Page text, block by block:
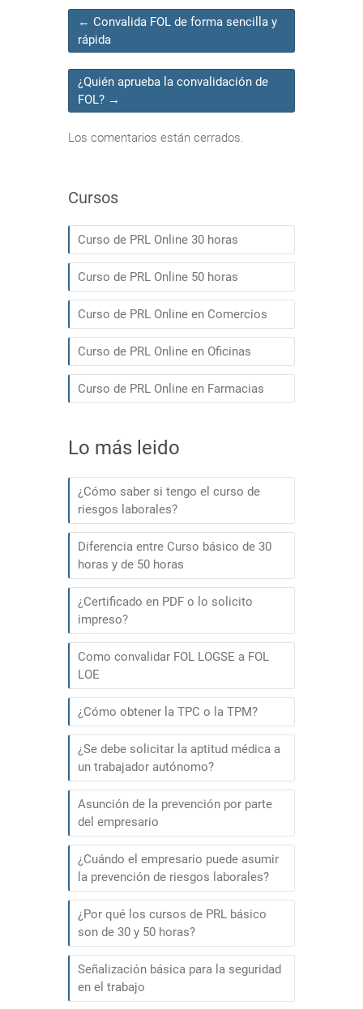
← Convalida FOL de forma sencilla y
rápida
¿Quién aprueba la convalidación de
FOL? →
Los comentarios están cerrados.
Cursos
Curso de PRL Online 30 horas
Curso de PRL Online 50 horas
Curso de PRL Online en Comercios
Curso de PRL Online en Oficinas
Curso de PRL Online en Farmacias
Lo más leido
¿Cómo saber si tengo el curso de
riesgos laborales?
Diferencia entre Curso básico de 30
horas y de 50 horas
¿Certificado en PDF o lo solicito
impreso?
Como convalidar FOL LOGSE a FOL
LOE
¿Cómo obtener la TPC o la TPM?
¿Se debe solicitar la aptitud médica a
un trabajador autónomo?
Asunción de la prevención por parte
del empresario
¿Cuándo el empresario puede asumir
la prevención de riesgos laborales?
¿Por qué los cursos de PRL básico
son de 30 y 50 horas?
Señalización básica para la seguridad
en el trabajo